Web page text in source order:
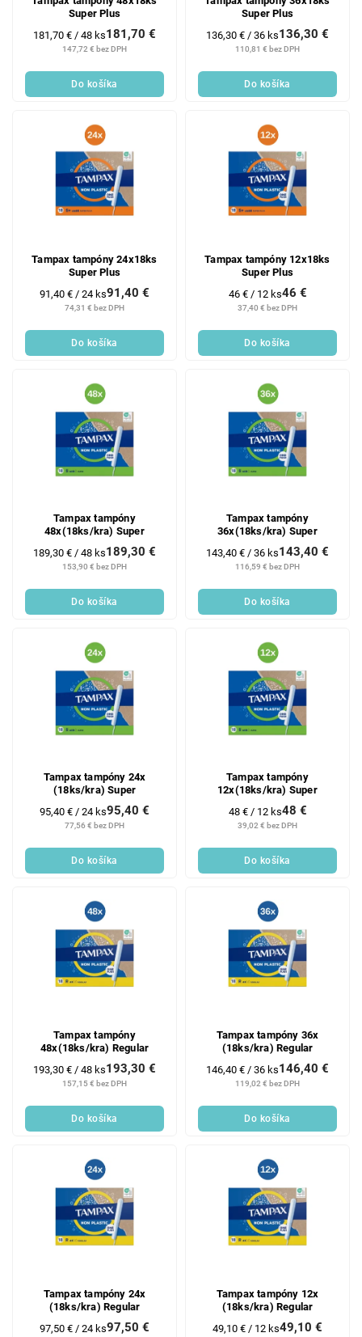
Super Plus
147,72 € bez DPH
181,70 €
Jednotková
181,70 € / 48 ks
Do košíka
Super Plus
110,81 € bez DPH
136,30 €
Jednotková
136,30 € / 36 ks
Do košíka
Tampax tampóny 24x18ks
Super Plus
74,31 € bez DPH
91,40 €
Jednotková
91,40 € / 24 ks
Do košíka
Tampax tampóny 12x18ks
Super Plus
37,40 € bez DPH
46 €
Jednotková
cena:
46 € / 12 ks
Do košíka
Tampax tampóny
48x(18ks/kra) Super
153,90 € bez DPH
189,30 €
Jednotková
189,30 € / 48 ks
Do košíka
Tampax tampóny
36x(18ks/kra) Super
116,59 € bez DPH
143,40 €
Jednotková
143,40 € / 36 ks
Do košíka
Tampax tampóny 24x
(18ks/kra) Super
77,56 € bez DPH
95,40 €
Jednotková
95,40 € / 24 ks
Do košíka
Tampax tampóny
12x(18ks/kra) Super
39,02 € bez DPH
48 €
Jednotková
cena:
48 € / 12 ks
Do košíka
Tampax tampóny
48x(18ks/kra) Regular
157,15 € bez DPH
193,30 €
Jednotková
193,30 € / 48 ks
Do košíka
Tampax tampóny 36x
(18ks/kra) Regular
119,02 € bez DPH
146,40 €
Jednotková
146,40 € / 36 ks
Do košíka
Tampax tampóny 24x
(18ks/kra) Regular
97,50 €
Jednotková
97,50 € / 24 ks
Tampax tampóny 12x
(18ks/kra) Regular
49,10 €
Jednotková
49,10 € / 12 ks